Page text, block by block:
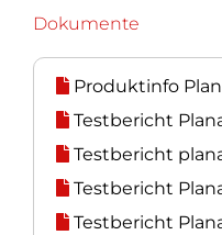
Dokumente
Produktinfo
Testbericht
Testbericht
Testbericht
Testbericht